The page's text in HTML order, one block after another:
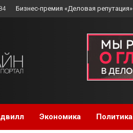
Бизнес-премия «Деловая репутация»
Экономика Политика